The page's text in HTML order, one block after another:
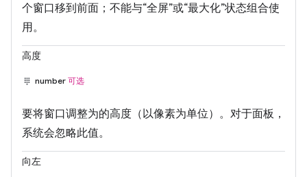
个窗口移到前面；不能与“全屏”或“最大化”状态组合使
用。
高度
number 可选
要将窗口调整为的高度（以像素为单位）。对于面板，
系统会忽略此值。
向左